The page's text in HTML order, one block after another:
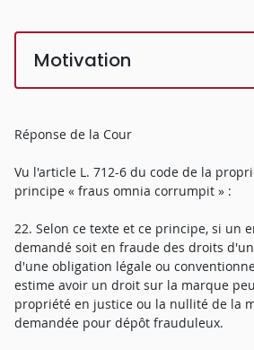
Motivation
Réponse de la Cour
Vu l'article L. 712-6 du code de la
principe « fraus omnia corrumpit » :
22. Selon ce texte et ce principe, si un
demandé soit en fraude des droits
d'une obligation légale ou
estime avoir un droit sur la marque
propriété en justice ou la nullité de la
demandée pour dépôt frauduleux.